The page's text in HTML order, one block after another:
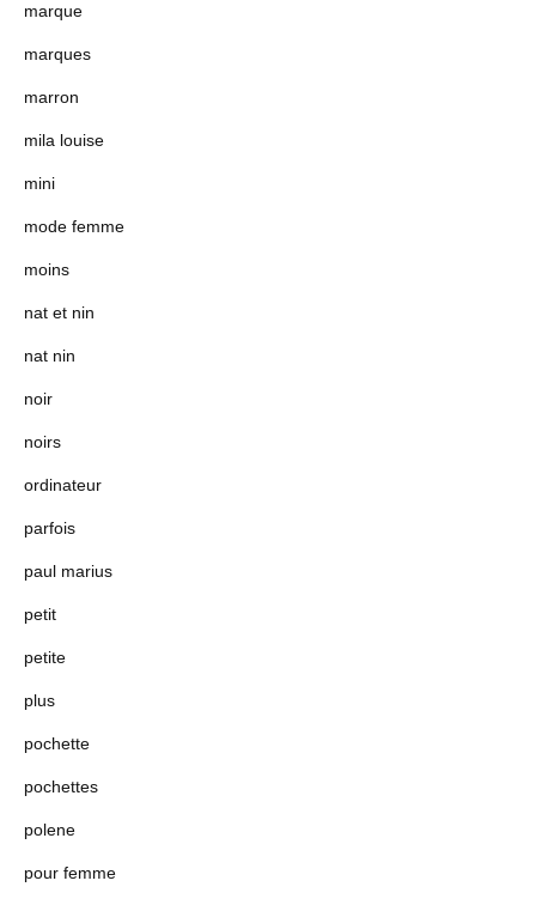
marque
marques
marron
mila louise
mini
mode femme
moins
nat et nin
nat nin
noir
noirs
ordinateur
parfois
paul marius
petit
petite
plus
pochette
pochettes
polene
pour femme